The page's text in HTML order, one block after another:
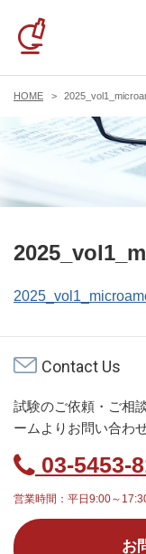
HOME
Contact Us
試験のご依頼・ご相
ームよりお問い合わ
03-5453-
営業時間：平日9:00～
お